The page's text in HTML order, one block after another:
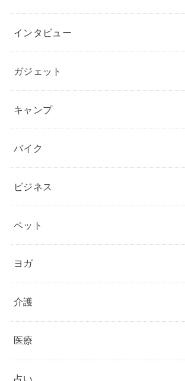
インタビュー
ガジェット
キャンプ
バイク
ビジネス
ペット
ヨガ
介護
医療
占い